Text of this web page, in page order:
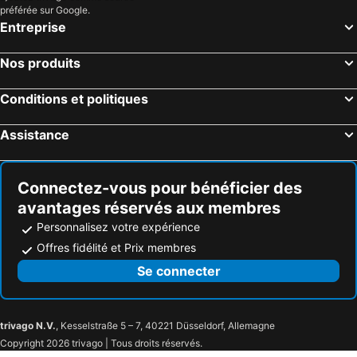
Hôtels Fuchu
Hôtels Tomisato
Hôtels Narashino
Hôtels Chigasaki
Hôtels Hitachinaka
Hôtels Kawagoe
Hôtels Hamura
préférée sur Google.
Entreprise
Nos produits
Conditions et politiques
Assistance
Connectez-vous pour bénéficier des
avantages réservés aux membres
Personnalisez votre expérience
Offres fidélité et Prix membres
Se connecter
trivago N.V., Kesselstraße 5 – 7, 40221 Düsseldorf, Allemagne
Copyright 2026 trivago | Tous droits réservés.